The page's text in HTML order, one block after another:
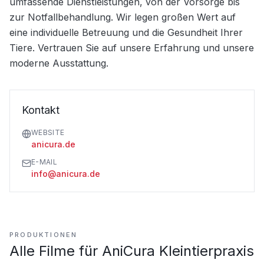
zur Notfallbehandlung. Wir legen großen Wert auf
eine individuelle Betreuung und die Gesundheit Ihrer
Tiere. Vertrauen Sie auf unsere Erfahrung und unsere
moderne Ausstattung.
Kontakt
WEBSITE
anicura.de
E-MAIL
info@anicura.de
PRODUKTIONEN
Alle Filme für AniCura Kleintierpraxis